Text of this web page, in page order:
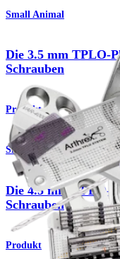
Small Animal
Die 3.5 mm TPLO-
Schrauben
Produkt
Small Animal
Die 4.5 mm TPLO-
Schrauben
Produkt